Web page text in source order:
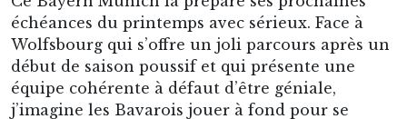
échéances du printemps avec sérieux. Face à
Wolfsbourg qui s’offre un joli parcours après un
début de saison poussif et qui présente une
équipe cohérente à défaut d’être géniale,
j’imagine les Bavarois jouer à fond pour se